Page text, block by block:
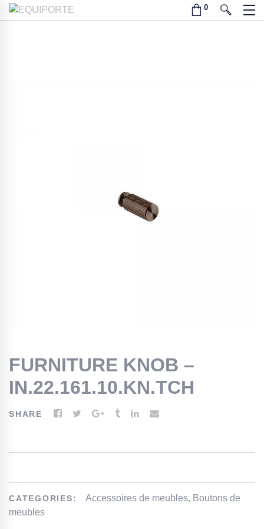
FURNITURE KNOB –
IN.22.161.10.KN.TCH
SHARE
CATEGORIES: Accessoires de meubles, Boutons de
meubles